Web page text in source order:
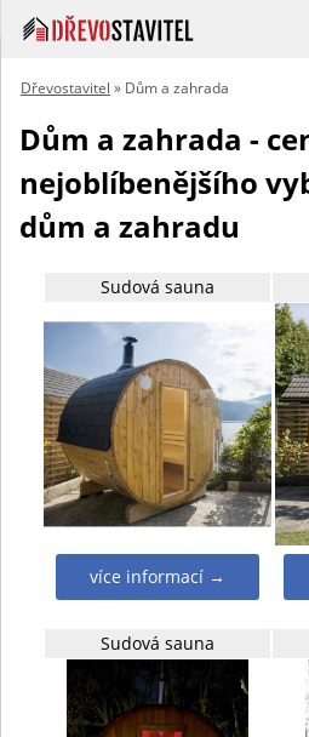
Dřevostavitel » Dům a zahrada
Dům a zahrada -
nejoblíbenějšího
dům a zahradu
Sudová sauna
více informací →
Sudová sauna